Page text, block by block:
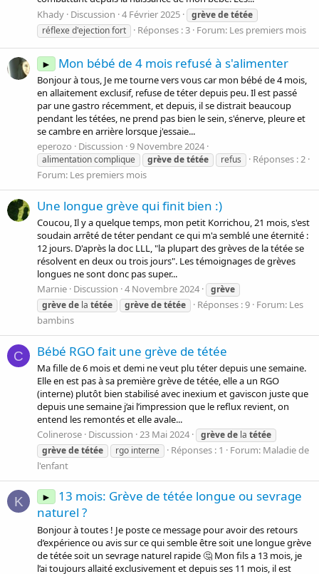
Khady Discussion 4 Février 2025 grèvedetétée
réflexe d'ejection fort
Réponses : 3 Forum: Les premiers mois
► Mon bébé de 4 mois refusé à s'alimenter
Bonjour à tous, Je me tourne vers vous car mon bébé de 4 mois,
en allaitement exclusif, refuse de téter depuis peu. Il est passé
par une gastro récemment, et depuis, il se distrait beaucoup
pendant les tétées, ne prend pas bien le sein, s'énerve, pleure et
se cambre en arrière lorsque j'essaie...
eperozo
Discussion 9 Novembre 2024
alimentation complique grèvedetétée refus
Réponses : 2
Forum: Les premiers mois
Une longue grève qui finit bien :)
Coucou, Il y a quelque temps, mon petit Korrichou, 21 mois, s'est
soudain arrêté de téter pendant ce qui m'a semblé une éternité :
12 jours. D'après la doc LLL, "la plupart des grèves de la tétée se
résolvent en deux ou trois jours". Les témoignages de grèves
longues ne sont donc pas super...
Marnie Discussion 4 Novembre 2024
grève
grèvede la tétée grèvedetétée Réponses : 9 Forum: Les
bambins
C Bébé RGO fait une grève de tétée
Ma fille de 6 mois et demi ne veut plu téter depuis une semaine.
Elle en est pas à sa première grève de tétée, elle a un RGO
(interne) plutôt bien stabilisé avec inexium et gaviscon juste que
depuis une semaine j’ai l’impression que le reflux revient, on
entend les remontés et elle avale...
Colinerose Discussion 23 Mai 2024 grèvede la tétée
grèvedetétée rgo interne Réponses : 1 Forum: Maladie de
l'enfant
K ►
13 mois: Grève de tétée longue ou sevrage
naturel ?
Bonjour à toutes ! Je poste ce message pour avoir des retours
d’expérience ou avis sur ce qui semble être soit une longue grève
de tétée soit un sevrage naturel rapide 🤔 Mon fils a 13 mois, je
l’ai toujours allaité exclusivement et depuis ses 11 mois, il est